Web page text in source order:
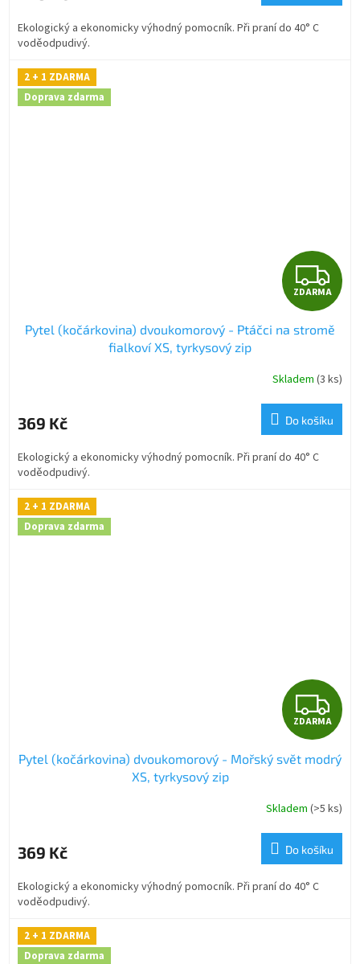
A
Ekologický a ekonomicky výhodný pomocník. Při praní do 40° C
voděodpudivý.
2 + 1 ZDARMA
Doprava zdarma
Z
D
A
R
M
A
ZDARMA
Pytel (kočárkovina) dvoukomorový - Ptáčci na stromě
fialkoví XS, tyrkysový zip
Skladem (3 ks)
369 Kč Do košíku
Ekologický a ekonomicky výhodný pomocník. Při praní do 40° C
voděodpudivý.
2 + 1 ZDARMA
Doprava zdarma
Z
D
A
R
M
A
ZDARMA
Pytel (kočárkovina) dvoukomorový - Mořský svět modrý
XS, tyrkysový zip
Skladem (>5 ks)
369 Kč Do košíku
Ekologický a ekonomicky výhodný pomocník. Při praní do 40° C
voděodpudivý.
2 + 1 ZDARMA
Doprava zdarma